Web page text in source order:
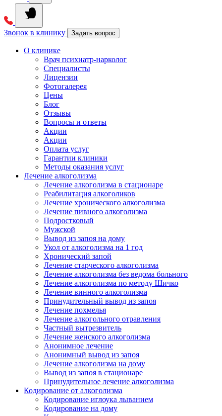
Звонок в клинику Задать вопрос
О клинике
Врач психиатр-нарколог
Специалисты
Лицензии
Фотогалерея
Цены
Блог
Отзывы
Вопросы и ответы
Акции
Акции
Оплата услуг
Гарантии клиники
Методы оказания услуг
Лечение алкоголизма
Лечение алкоголизма в стационаре
Реабилитация алкоголиков
Лечение хронического алкоголизма
Лечение пивного алкоголизма
Подростковый
Мужской
Вывод из запоя на дому
Укол от алкоголизма на 1 год
Хронический запой
Лечение старческого алкоголизма
Лечение алкоголизма без ведома больного
Лечение алкоголизма по методу Шичко
Лечение винного алкоголизма
Принудительный вывод из запоя
Лечение похмелья
Лечение алкогольного отравления
Частный вытрезвитель
Лечение женского алкоголизма
Анонимное лечение
Анонимный вывод из запоя
Лечение алкоголизма на дому
Вывод из запоя в стационаре
Принудительное лечение алкоголизма
Кодирование от алкоголизма
Кодирование иглоука лыванием
Кодирование на дому